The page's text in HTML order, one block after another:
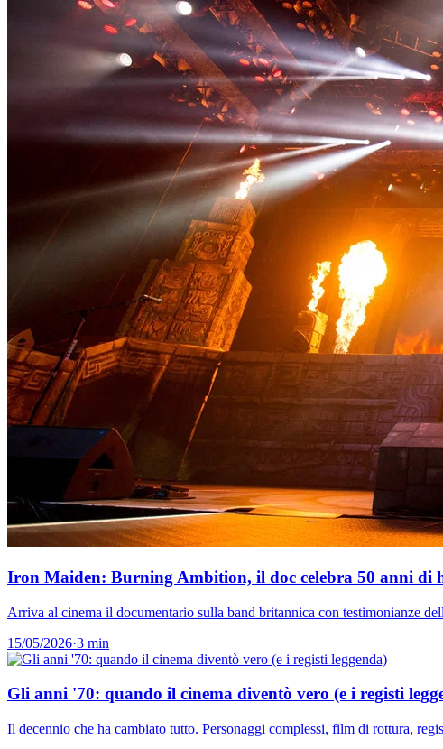
Iron Maiden: Burning Ambition, il doc celebra 50 anni di
Arriva al cinema il documentario sulla band britannica con testimonianze
15/05/2026·3 min
Gli anni '70: quando il cinema diventò vero (e i registi
Il decennio che ha cambiato tutto. Personaggi complessi, film di rottura,